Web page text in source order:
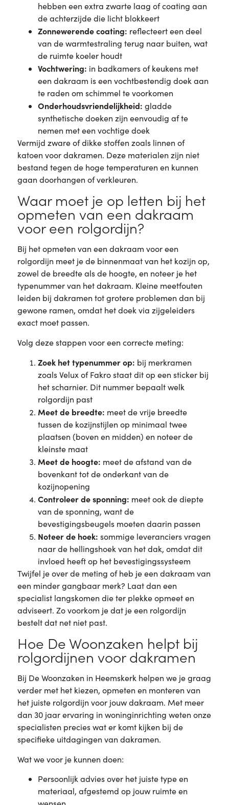
hebben een extra zwarte laag of coating aan
de achterzijde die licht blokkeert
Zonnewerende coating: reflecteert een deel
van de warmtestraling terug naar buiten, wat
de ruimte koeler houdt
Vochtwering: in badkamers of keukens met
een dakraam is een vochtbestendig doek aan
te raden om schimmel te voorkomen
Onderhoudsvriendelijkheid: gladde
synthetische doeken zijn eenvoudig af te
nemen met een vochtige doek
Vermijd zware of dikke stoffen zoals linnen of
katoen voor dakramen. Deze materialen zijn niet
bestand tegen de hoge temperaturen en kunnen
gaan doorhangen of verkleuren.
Waar moet je op letten bij het
opmeten van een dakraam
voor een rolgordijn?
Bij het opmeten van een dakraam voor een
rolgordijn meet je de binnenmaat van het kozijn op,
zowel de breedte als de hoogte, en noteer je het
typenummer van het dakraam. Kleine meetfouten
leiden bij dakramen tot grotere problemen dan bij
gewone ramen, omdat het doek via zijgeleiders
exact moet passen.
Volg deze stappen voor een correcte meting:
Zoek het typenummer op: bij merkramen
zoals Velux of Fakro staat dit op een sticker bij
het scharnier. Dit nummer bepaalt welk
rolgordijn past
Meet de breedte: meet de vrije breedte
tussen de kozijnstijlen op minimaal twee
plaatsen (boven en midden) en noteer de
kleinste maat
Meet de hoogte: meet de afstand van de
bovenkant tot de onderkant van de
kozijnopening
Controleer de sponning: meet ook de diepte
van de sponning, want de
bevestigingsbeugels moeten daarin passen
Noteer de hoek: sommige leveranciers vragen
naar de hellingshoek van het dak, omdat dit
invloed heeft op het bevestigingssysteem
Twijfel je over de meting of heb je een dakraam van
een minder gangbaar merk? Laat dan een
specialist langskomen die ter plekke opmeet en
adviseert. Zo voorkom je dat je een rolgordijn
bestelt dat net niet past.
Hoe De Woonzaken helpt bij
rolgordijnen voor dakramen
Bij De Woonzaken in Heemskerk helpen we je graag
verder met het kiezen, opmeten en monteren van
het juiste rolgordijn voor jouw dakraam. Met meer
dan 30 jaar ervaring in woninginrichting weten onze
specialisten precies wat er komt kijken bij de
specifieke uitdagingen van dakramen.
Wat we voor je kunnen doen:
Persoonlijk advies over het juiste type en
materiaal, afgestemd op jouw ruimte en